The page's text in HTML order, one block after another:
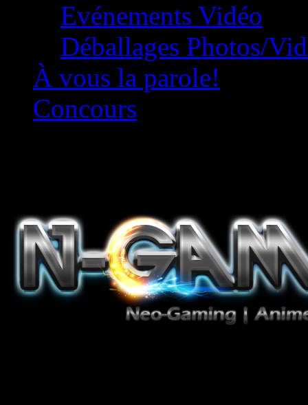
Evénements Vidéo
Déballages Photos/
À vous la parole!
Concours